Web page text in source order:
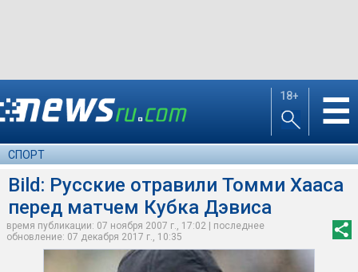
18+ ☰
СПОРТ
Bild: Русские отравили Томми Хааса
перед матчем Кубка Дэвиса
время публикации: 07 ноября 2007 г., 17:02 | последнее
обновление: 07 декабря 2017 г., 10:35